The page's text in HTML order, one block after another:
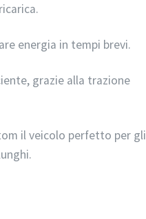
energia in tempi brevi.
grazie alla trazione
il veicolo perfetto per gli